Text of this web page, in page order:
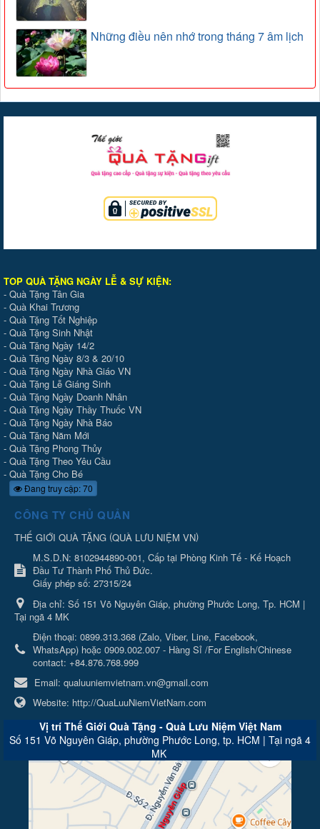
Những điều nên nhớ trong tháng 7 âm lịch
TOP QUÀ TẶNG NGÀY LỄ & SỰ KIỆN:
- Quà Tặng Tân Gia
- Quà Khai Trương
- Quà Tặng Tốt Nghiệp
- Quà Tặng Sinh Nhật
- Quà Tặng Ngày 14/2
- Quà Tặng Ngày 8/3 & 20/10
- Quà Tặng Ngày Nhà Giáo VN
- Quà Tặng Lễ Giáng Sinh
- Quà Tặng Ngày Doanh Nhân
- Quà Tặng Ngày Thầy Thuốc VN
- Quà Tặng Ngày Nhà Báo
- Quà Tặng Năm Mới
- Quà Tặng Phong Thủy
- Quà Tặng Theo Yêu Cầu
- Quà Tặng Cho Bé
Đang truy cập: 70
CÔNG TY CHỦ QUẢN
THẾ GIỚI QUÀ TẶNG (QUÀ LƯU NIỆM VN)
M.S.D.N: 8102944890-001, Cấp tại Phòng Kinh Tế - Kế Hoạch
Đầu Tư Thành Phố Thủ Đức.
Giấy phép số: 27315/24
Địa chỉ: Số 151 Võ Nguyên Giáp, phường Phước Long, Tp. HCM |
Tại ngã 4 MK
Điện thoại: 0899.313.368 (Zalo, Viber, Line, Facebook,
WhatsApp) hoặc 0909.002.007 - Hàng Sỉ /For English/Chinese
contact: +84.876.768.999
Email: qualuuniemvietnam.vn@gmail.com
Website: http://QuaLuuNiemVietNam.com
Vị trí Thế Giới Quà Tặng - Quà Lưu Niệm Việt Nam
Số 151 Võ Nguyên Giáp, phường Phước Long, tp. HCM | Tại ngã 4
MK